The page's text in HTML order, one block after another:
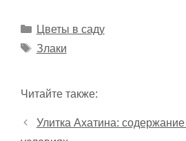
Рубрики
Цветы в саду
Метки
Злаки
Читайте также:
Улитка Ахатина: